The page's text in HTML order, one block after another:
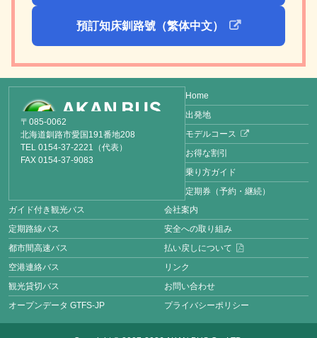
預訂知床釧路號（繁体中文）
〒085-0062
北海道釧路市愛国191番地208
TEL 0154-37-2221（代表）
FAX 0154-37-9083
Home
出発地
モデルコース
お得な割引
乗り方ガイド
定期券（予約・継続）
ガイド付き観光バス
定期路線バス
都市間高速バス
空港連絡バス
観光貸切バス
オープンデータ GTFS-JP
会社案内
安全への取り組み
払い戻しについて
リンク
お問い合わせ
プライバシーポリシー